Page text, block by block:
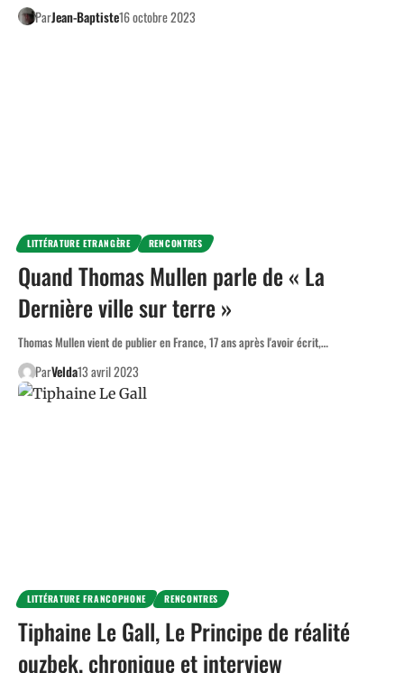
ParJean-Baptiste16 octobre 2023
LITTÉRATURE ETRANGÈRE RENCONTRES
Quand Thomas Mullen parle de « La
Dernière ville sur terre »
Thomas Mullen vient de publier en France, 17 ans après l'avoir écrit,…
ParVelda13 avril 2023
LITTÉRATURE FRANCOPHONE RENCONTRES
Tiphaine Le Gall, Le Principe de réalité
ouzbek, chronique et interview